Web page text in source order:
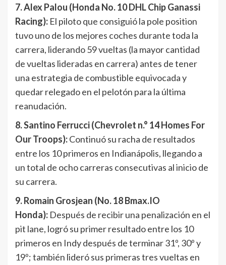
7. Alex Palou (Honda No. 10 DHL Chip Ganassi
Racing): El piloto que consiguió la pole position
tuvo uno de los mejores coches durante toda la
carrera, liderando 59 vueltas (la mayor cantidad
de vueltas lideradas en carrera) antes de tener
una estrategia de combustible equivocada y
quedar relegado en el pelotón para la última
reanudación.
8. Santino Ferrucci (Chevrolet n.° 14 Homes For
Our Troops):Continuó su racha de resultados
entre los 10 primeros en Indianápolis, llegando a
un total de ocho carreras consecutivas al inicio de
su carrera.
9. Romain Grosjean (No. 18 Bmax.IO
Honda): Después de recibir una penalización en el
pit lane, logró su primer resultado entre los 10
primeros en Indy después de terminar 31º, 30º y
19º; también lideró sus primeras tres vueltas en